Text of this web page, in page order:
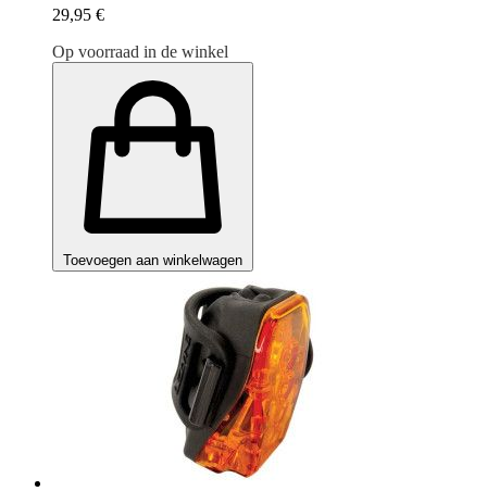
29,95 €
Op voorraad in de winkel
Toevoegen aan winkelwagen